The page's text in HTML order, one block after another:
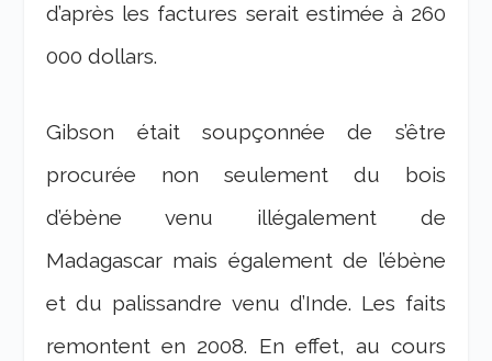
d’après les factures serait estimée à 260
000 dollars.
Gibson était soupçonnée de s’être
procurée non seulement du bois
d’ébène venu illégalement de
Madagascar mais également de l’ébène
et du palissandre venu d’Inde. Les faits
remontent en 2008. En effet, au cours